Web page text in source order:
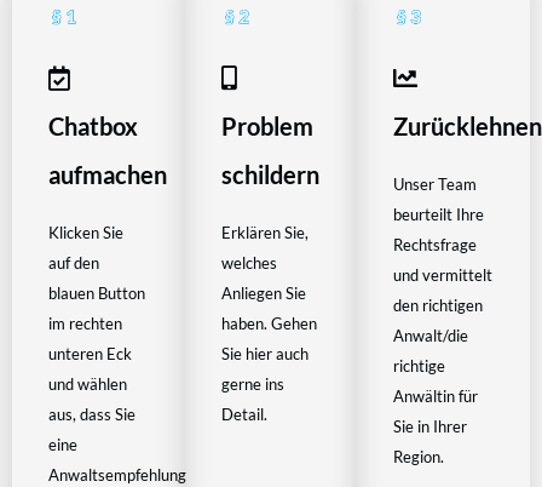
Chatbox
aufmachen
Klicken Sie
auf den
blauen Button
im rechten
unteren Eck
und wählen
aus, dass Sie
eine
Anwaltsempfehlung
Problem
schildern
Erklären Sie,
welches
Anliegen Sie
haben. Gehen
Sie hier auch
gerne ins
Detail.
Zurücklehnen
Unser Team
beurteilt Ihre
Rechtsfrage
und vermittelt
den richtigen
Anwalt/die
richtige
Anwältin für
Sie in Ihrer
Region.